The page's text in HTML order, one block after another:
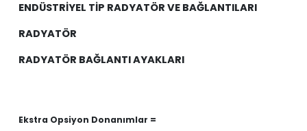
ENDÜSTRİYEL TİP RADYATÖR VE BAĞLANTILARI
RADYATÖR
RADYATÖR BAĞLANTI AYAKLARI
Ekstra Opsiyon Donanımlar =